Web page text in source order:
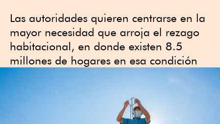
Las autoridades quieren centrarse en la
mayor necesidad que arroja el rezago
habitacional, en donde existen 8.5
millones de hogares en esa condición